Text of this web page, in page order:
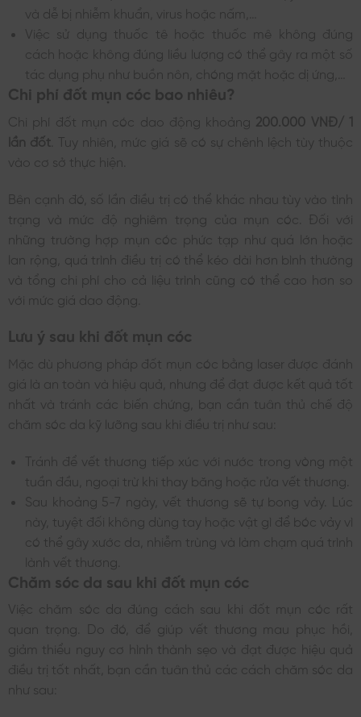
và dễ bị nhiễm khuẩn, virus hoặc nấm,…
Việc sử dụng thuốc tê hoặc thuốc mê không đúng
cách hoặc không đúng liều lượng có thể gây ra một số
tác dụng phụ như buồn nôn, chóng mặt hoặc dị ứng,…
Chi phí đốt mụn cóc bao nhiêu?
Chi phí đốt mụn cóc dao động khoảng 200.000 VNĐ/ 1
lần đốt . Tuy nhiên, mức giá sẽ có sự chênh lệch tùy thuộc
vào cơ sở thực hiện.
Bên cạnh đó, số lần điều trị có thể khác nhau tùy vào tình
trạng và mức độ nghiêm trọng của mụn cóc. Đối với
những trường hợp mụn cóc phức tạp như quá lớn hoặc
lan rộng, quá trình điều trị có thể kéo dài hơn bình thường
và tổng chi phí cho cả liệu trình cũng có thể cao hơn so
với mức giá dao động.
Lưu ý sau khi đốt mụn cóc
Mặc dù phương pháp đốt mụn cóc bằng laser được đánh
giá là an toàn và hiệu quả, nhưng để đạt được kết quả tốt
nhất và tránh các biến chứng, bạn cần tuân thủ chế độ
chăm sóc da kỹ lưỡng sau khi điều trị như sau:
Tránh để vết thương tiếp xúc với nước trong vòng một
tuần đầu, ngoại trừ khi thay băng hoặc rửa vết thương.
Sau khoảng 5-7 ngày, vết thương sẽ tự bong vảy. Lúc
này, tuyệt đối không dùng tay hoặc vật gì để bóc vảy vì
có thể gây xước da, nhiễm trùng và làm chạm quá trình
lành vết thương.
Chăm sóc da sau khi đốt mụn cóc
Việc chăm sóc da đúng cách sau khi đốt mụn cóc rất
quan trọng. Do đó, để giúp vết thương mau phục hồi,
giảm thiểu nguy cơ hình thành sẹo và đạt được hiệu quả
điều trị tốt nhất, bạn cần tuân thủ các cách chăm sóc da
như sau: